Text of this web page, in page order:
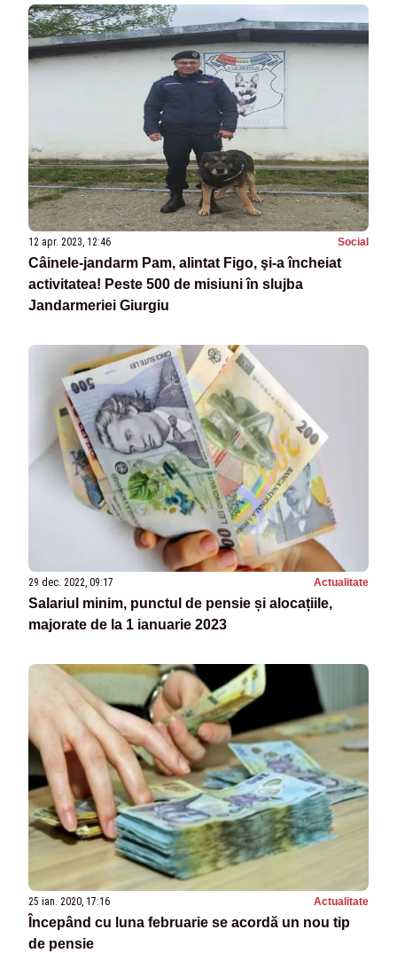
12 apr. 2023, 12:46 Social
Câinele-jandarm Pam, alintat Figo, şi-a încheiat
activitatea! Peste 500 de misiuni în slujba
Jandarmeriei Giurgiu
29 dec. 2022, 09:17 Actualitate
Salariul minim, punctul de pensie și alocațiile,
majorate de la 1 ianuarie 2023
25 ian. 2020, 17:16 Actualitate
Începând cu luna februarie se acordă un nou tip
de pensie